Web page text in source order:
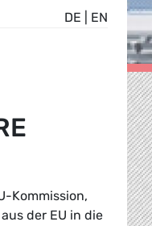
DE EN
Kommission,
der EU in die